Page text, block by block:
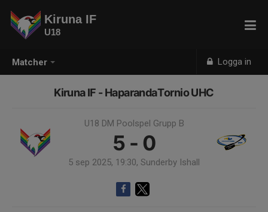
Matcher Logga in
Kiruna IF
U18
Kiruna IF - HaparandaTornio UHC
U18 DM Poolspel Grupp B
5 - 0
5 sep 2025, 19:30, Sunderby Ishall